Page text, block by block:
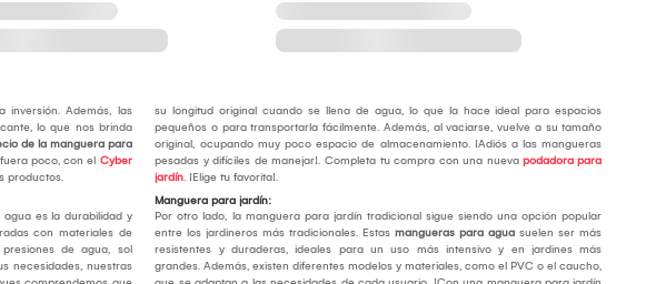
inversión. Además, las
lo que nos brinda
de la manguera para
poco, con el Cyber
productos.
es la durabilidad y
con materiales de
de agua, sol
necesidades, nuestras
su longitud original cuando se llena de agua, lo que la hace ideal para espacios
pequeños o para transportarla fácilmente. Además, al vaciarse, vuelve a su tamaño
original, ocupando muy poco espacio de almacenamiento. ¡Adiós a las mangueras
pesadas y difíciles de manejar!. Completa tu compra con una nuevapodadora para
jardín. ¡Elige tu favorita!.
Manguera para jardín:
Por otro lado, la manguera para jardín tradicional sigue siendo una opción popular
entre los jardineros más tradicionales. Estasmangueras para agua suelen ser más
resistentes y duraderas, ideales para un uso más intensivo y en jardines más
grandes. Además, existen diferentes modelos y materiales, como el PVC o el caucho,